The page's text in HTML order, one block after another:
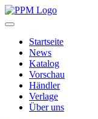
Startseite
News
Katalog
Vorschau
Händler
Verlage
Über uns